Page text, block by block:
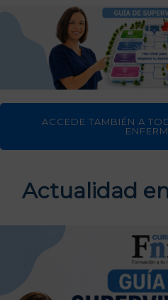
ACCEDE TAMBIÉN A
Actualidad